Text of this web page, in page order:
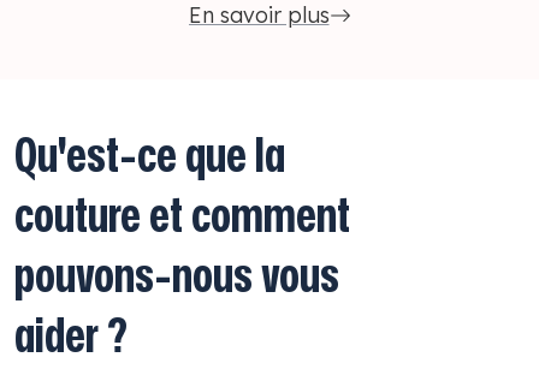
En savoir plus
Qu'est-ce que la
couture et comment
pouvons-nous vous
aider ?